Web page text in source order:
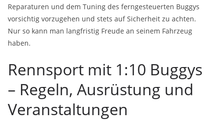
Reparaturen und dem Tuning des ferngesteuerten Buggys
vorsichtig vorzugehen und stets auf Sicherheit zu achten.
Nur so kann man langfristig Freude an seinem Fahrzeug
haben.
Rennsport mit 1:10 Buggys
– Regeln, Ausrüstung und
Veranstaltungen